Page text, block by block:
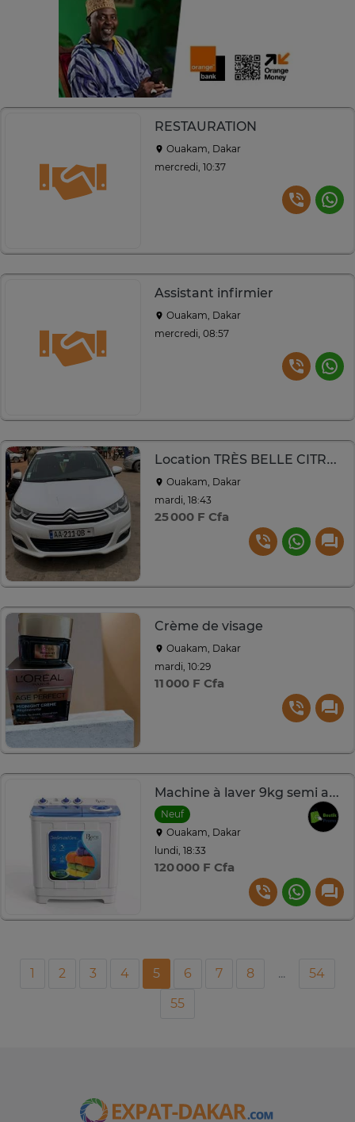
RESTAURATION
Ouakam, Dakar
mercredi, 10:37
Assistant infirmier
Ouakam, Dakar
mercredi, 08:57
Location TRÈS BELLE CITROËN C4
Ouakam, Dakar
mardi, 18:43
25 000 F Cfa
Crème de visage
Ouakam, Dakar
mardi, 10:29
11 000 F Cfa
Machine à laver 9kg semi automatique
Neuf
Ouakam, Dakar
lundi, 18:33
120 000 F Cfa
1 2 3 4 5 6 7 8 ...
54
55